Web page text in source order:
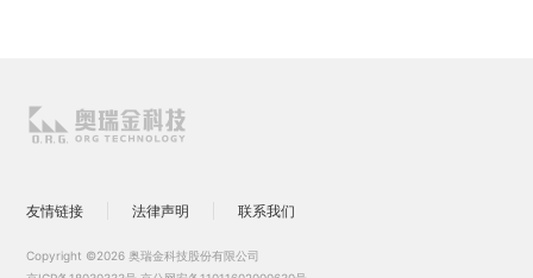
友情链接 法律声明 联系我们
Copyright ©2026 奥瑞金科技股份有限公司